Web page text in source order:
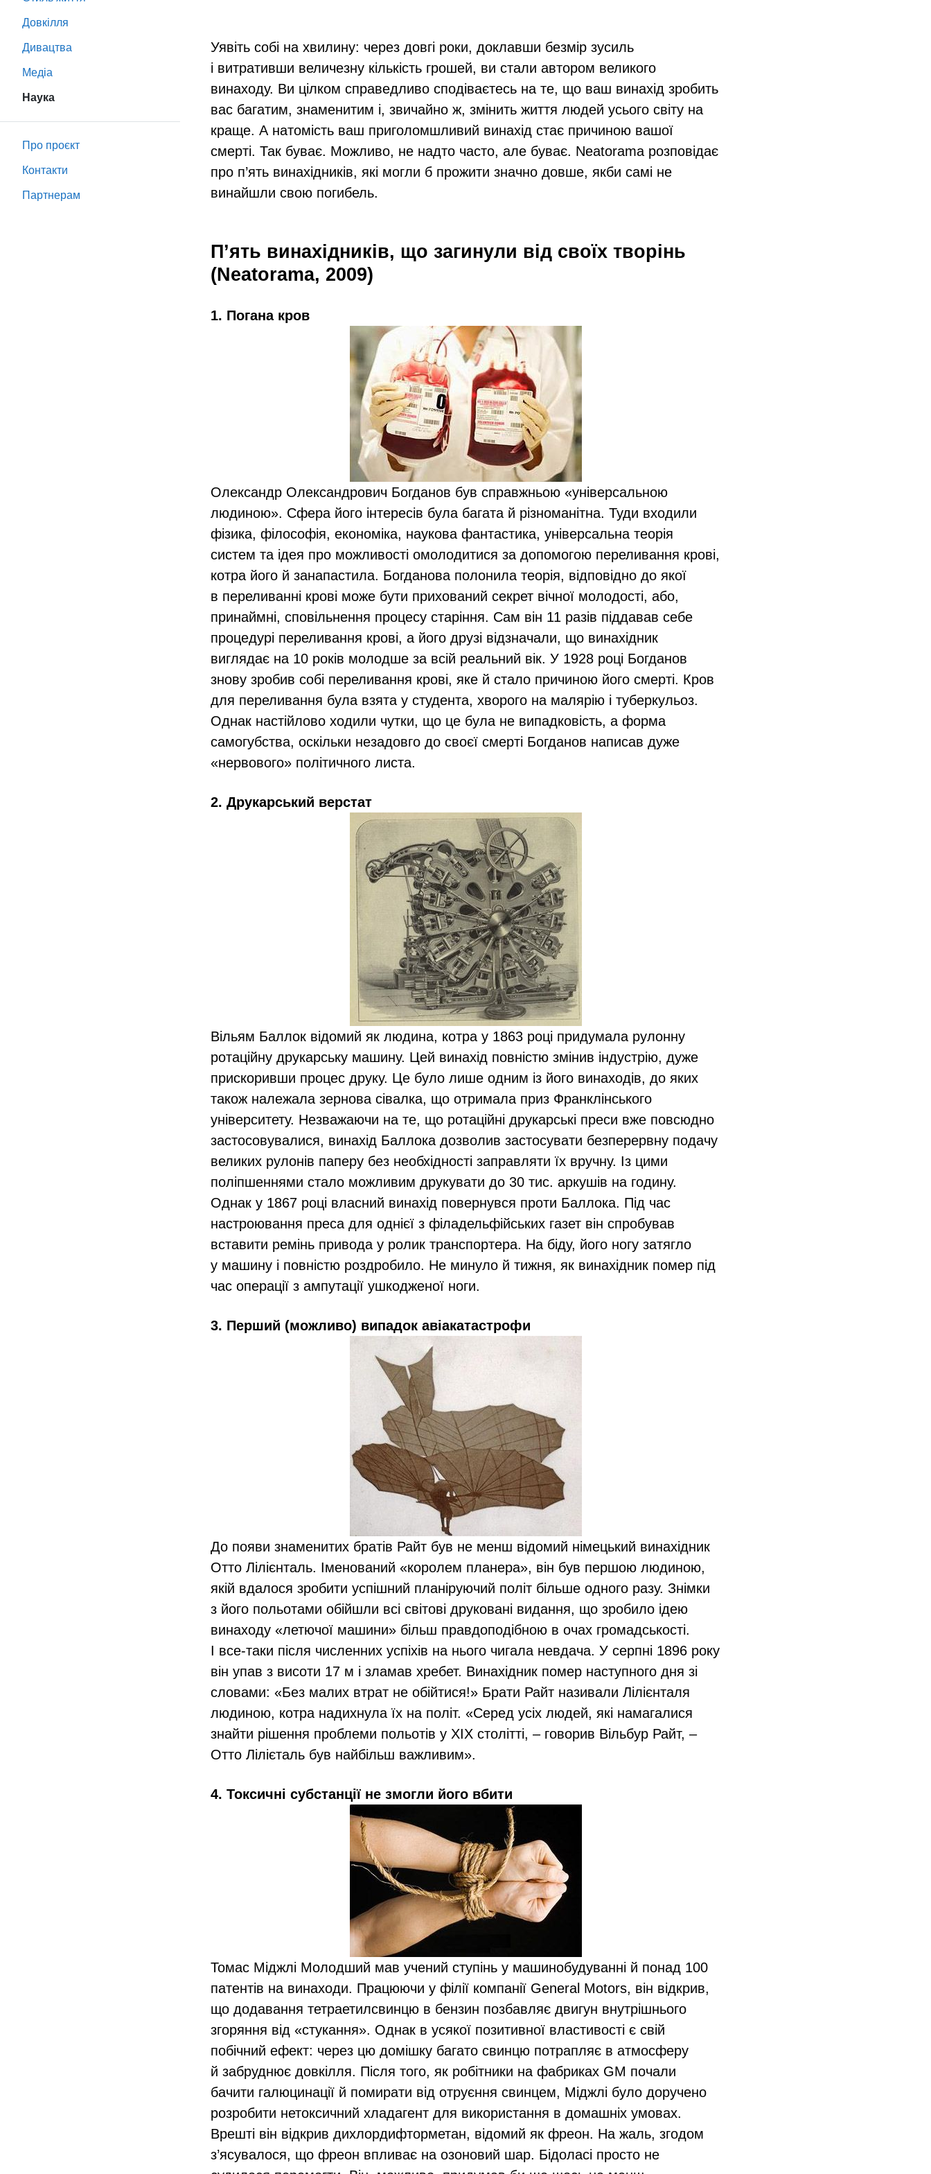
Довкілля
Дивацтва
Медіа
Наука
Про проєкт
Контакти
Партнeрам
Уявіть собі на хвилину: через довгі роки, доклавши безмір зусиль
і витративши величезну кількість грошей, ви стали автором великого
винаходу. Ви цілком справедливо сподіваєтесь на те, що ваш винахід зробить
вас багатим, знаменитим і, звичайно ж, змінить життя людей усього світу на
краще. А натомість ваш приголомшливий винахід стає причиною вашої
смерті. Так буває. Можливо, не надто часто, але буває. Neatorama розповідає
про п’ять винахідників, які могли б прожити значно довше, якби самі не
винайшли свою погибель.
П’ять винахідників, що загинули від своїх творінь
(Neatorama, 2009)
1. Погана кров
Олександр Олександрович Богданов був справжньою «універсальною
людиною». Сфера його інтересів була багата й різноманітна. Туди входили
фізика, філософія, економіка, наукова фантастика, універсальна теорія
систем та ідея про можливості омолодитися за допомогою переливання крові,
котра його й занапастила. Богданова полонила теорія, відповідно до якої
в переливанні крові може бути прихований секрет вічної молодості, або,
принаймні, сповільнення процесу старіння. Сам він 11 разів піддавав себе
процедурі переливання крові, а його друзі відзначали, що винахідник
виглядає на 10 років молодше за всій реальний вік. У 1928 році Богданов
знову зробив собі переливання крові, яке й стало причиною його смерті. Кров
для переливання була взята у студента, хворого на малярію і туберкульоз.
Однак настійлово ходили чутки, що це була не випадковість, а форма
самогубства, оскільки незадовго до своєї смерті Богданов написав дуже
«нервового» політичного листа.
2. Друкарський верстат
Вільям Баллок відомий як людина, котра у 1863 році придумала рулонну
ротаційну друкарську машину. Цей винахід повністю змінив індустрію, дуже
прискоривши процес друку. Це було лише одним із його винаходів, до яких
також належала зернова сівалка, що отримала приз Франклінського
університету. Незважаючи на те, що ротаційні друкарські преси вже повсюдно
застосовувалися, винахід Баллока дозволив застосувати безперервну подачу
великих рулонів паперу без необхідності заправляти їх вручну. Із цими
поліпшеннями стало можливим друкувати до 30 тис. аркушів на годину.
Однак у 1867 році власний винахід повернувся проти Баллока. Під час
настроювання преса для однієї з філадельфійських газет він спробував
вставити ремінь привода у ролик транспортера. На біду, його ногу затягло
у машину і повністю роздробило. Не минуло й тижня, як винахідник помер під
час операції з ампутації ушкодженої ноги.
3. Перший (можливо) випадок авіакатастрофи
До появи знаменитих братів Райт був не менш відомий німецький винахідник
Отто Лілієнталь. Іменований «королем планера», він був першою людиною,
якій вдалося зробити успішний планіруючий політ більше одного разу. Знімки
з його польотами обійшли всі світові друковані видання, що зробило ідею
винаходу «летючої машини» більш правдоподібною в очах громадськості.
І все-таки після численних успіхів на нього чигала невдача. У серпні 1896 року
він упав з висоти 17 м і зламав хребет. Винахідник помер наступного дня зі
словами: «Без малих втрат не обійтися!» Брати Райт називали Лілієнталя
людиною, котра надихнула їх на політ. «Серед усіх людей, які намагалися
знайти рішення проблеми польотів у XIX столітті, – говорив Вільбур Райт, –
Отто Лілієталь був найбільш важливим».
4. Токсичні субстанції не змогли його вбити
Томас Міджлі Молодший мав учений ступінь у машинобудуванні й понад 100
патентів на винаходи. Працюючи у філії компанії General Motors, він відкрив,
що додавання тетраетилсвинцю в бензин позбавляє двигун внутрішнього
згоряння від «стукання». Однак в усякої позитивної властивості є свій
побічний ефект: через цю домішку багато свинцю потрапляє в атмосферу
й забруднює довкілля. Після того, як робітники на фабриках GM почали
бачити галюцинації й помирати від отруєння свинцем, Міджлі було доручено
розробити нетоксичний хладагент для використання в домашніх умовах.
Врешті він відкрив дихлордифторметан, відомий як фреон. На жаль, згодом
з’ясувалося, що фреон впливає на озоновий шар. Бідоласі просто не